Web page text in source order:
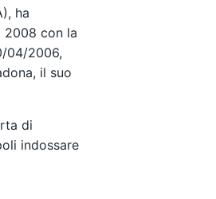
ha
2008 con la
04/2006,
il suo
di
indossare